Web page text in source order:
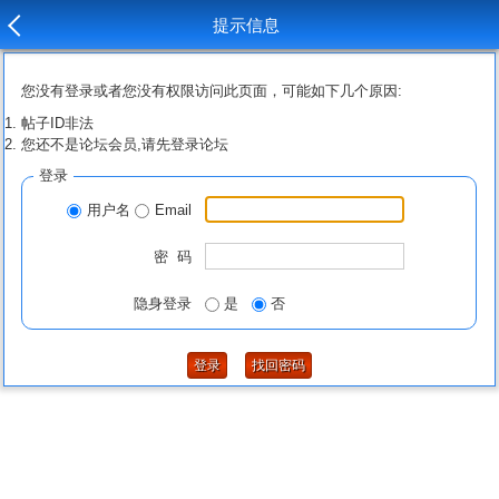
提示信息
您没有登录或者您没有权限访问此页面，可能如下几个原因:
帖子ID非法
您还不是论坛会员,请先登录论坛
登录
用户名 Email
密 码
隐身登录 是 否